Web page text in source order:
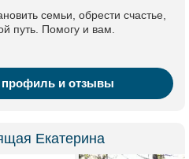
семьи, обрести счастье,
путь. Помогу и вам.
и отзывы
Екатерина